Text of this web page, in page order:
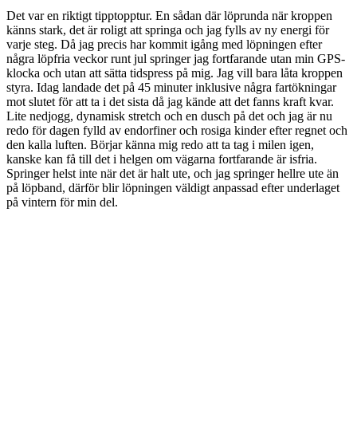
Det var en riktigt tipptopptur. En sådan där löprunda när kroppen
känns stark, det är roligt att springa och jag fylls av ny energi för
varje steg. Då jag precis har kommit igång med löpningen efter
några löpfria veckor runt jul springer jag fortfarande utan min GPS-
klocka och utan att sätta tidspress på mig. Jag vill bara låta kroppen
styra. Idag landade det på 45 minuter inklusive några fartökningar
mot slutet för att ta i det sista då jag kände att det fanns kraft kvar.
Lite nedjogg, dynamisk stretch och en dusch på det och jag är nu
redo för dagen fylld av endorfiner och rosiga kinder efter regnet och
den kalla luften. Börjar känna mig redo att ta tag i milen igen,
kanske kan få till det i helgen om vägarna fortfarande är isfria.
Springer helst inte när det är halt ute, och jag springer hellre ute än
på löpband, därför blir löpningen väldigt anpassad efter underlaget
på vintern för min del.